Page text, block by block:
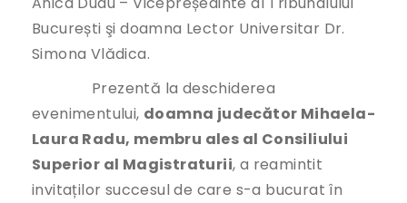
București şi doamna Lector Universitar Dr.
Simona Vlădica.
Prezentă la deschiderea
evenimentului, doamna judecător Mihaela-
Laura Radu, membru ales al Consiliului
Superior al Magistraturii, a reamintit
invitaților succesul de care s-a bucurat în